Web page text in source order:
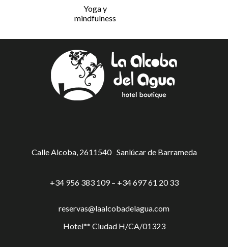
Yoga y
mindfulness
Calle Alcoba, 2611540 Sanlúcar de Barrameda
+34 956 383 109 – +34 697 61 20 33
reservas@laalcobadelagua.com
Hotel** Ciudad H/CA/01323